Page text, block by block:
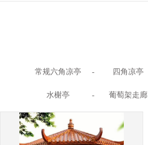
常规六角凉亭 - 四角凉亭
水榭亭 - 葡萄架走廊